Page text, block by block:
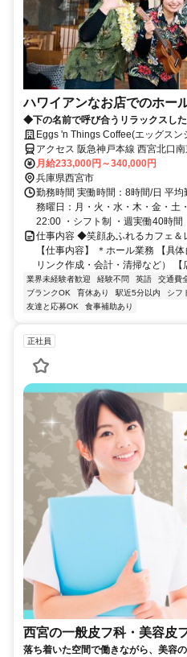
ハワイアンなお店でのホー
◆下の名前で呼び合うリラックスし
デアを活かせる機会もたくさん♪◆
Eggs 'n Things Coffee(エッグス
デンズ店 社員募集
アクセス 阪急神戸本線 西宮北口
北口南東口徒歩約3分、連絡バス
駅連絡デッキ直結 阪神国道駅徒歩
月給233,000円～340,000円
兵庫県西宮市
勤務時間 実働時間：8時間/日 平
務曜日：月・火・水・木・金・土
22:00 ・シフト制 ・週実働40時間
仕事内容 ◆笑顔あふれるカフェ
【仕事内容】 ＊ホール業務 【具
リンク作成・会計・清掃など）
業界未経験者歓迎 経験不問 英語 交通費
ブランクOK
育休あり 駅近5分以内 シフ
友達と応募OK
食事補助あり
正社員
西宮の一般皮フ科・美容皮
落ち着いた空間で働きながら、美容